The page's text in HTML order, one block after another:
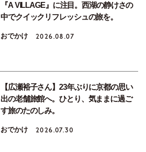
『A VILLAGE』に注目。西湖の静けさの
中でクイックリフレッシュの旅を。
おでかけ 2026.08.07
【広瀬裕子さん】23年ぶりに京都の思い
出の老舗旅館へ。ひとり、気ままに過ご
す旅のたのしみ。
おでかけ 2026.07.30